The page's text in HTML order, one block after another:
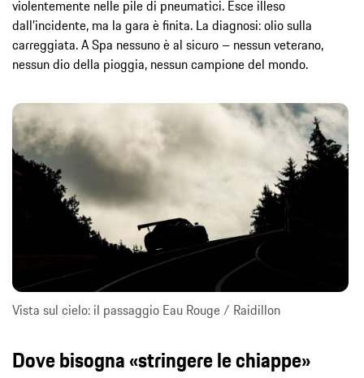
violentemente nelle pile di pneumatici. Esce illeso
dall’incidente, ma la gara è finita. La diagnosi: olio sulla
carreggiata. A Spa nessuno è al sicuro – nessun veterano,
nessun dio della pioggia, nessun campione del mondo.
Vista sul cielo: il passaggio Eau Rouge / Raidillon
Dove bisogna «stringere le chiappe»